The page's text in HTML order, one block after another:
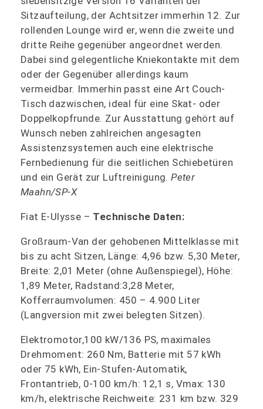
Sitzaufteilung, der Achtsitzer immerhin 12. Zur
rollenden Lounge wird er, wenn die zweite und
dritte Reihe gegenüber angeordnet werden.
Dabei sind gelegentliche Kniekontakte mit dem
oder der Gegenüber allerdings kaum
vermeidbar. Immerhin passt eine Art Couch-
Tisch dazwischen, ideal für eine Skat- oder
Doppelkopfrunde. Zur Ausstattung gehört auf
Wunsch neben zahlreichen angesagten
Assistenzsystemen auch eine elektrische
Fernbedienung für die seitlichen Schiebetüren
und ein Gerät zur Luftreinigung.Peter
Maahn/SP-X
Fiat E-Ulysse – Technische Daten:
Großraum-Van der gehobenen Mittelklasse mit
bis zu acht Sitzen, Länge: 4,96 bzw. 5,30 Meter,
Breite: 2,01 Meter (ohne Außenspiegel), Höhe:
1,89 Meter, Radstand:3,28 Meter,
Kofferraumvolumen: 450 – 4.900 Liter
(Langversion mit zwei belegten Sitzen).
Elektromotor,100 kW/136 PS, maximales
Drehmoment: 260 Nm, Batterie mit 57 kWh
oder 75 kWh, Ein-Stufen-Automatik,
Frontantrieb, 0-100 km/h: 12,1 s, Vmax: 130
km/h, elektrische Reichweite: 231 km bzw. 329